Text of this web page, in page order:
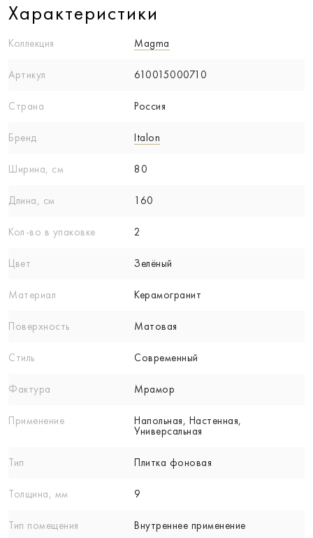
Характеристики
Коллекция Magma
Артикул 610015000710
Страна Россия
Бренд Italon
Ширина, см 80
Длина, см 160
Кол-вo в упаковке 2
Цвет Зелёный
Материал Керамогранит
Поверхность Матовая
Стиль Современный
Фактура Мрамор
Применение
Напольная, Настенная,
Универсальная
Тип Плитка фоновая
Толщина, мм 9
Тип помещения Внутреннее применение